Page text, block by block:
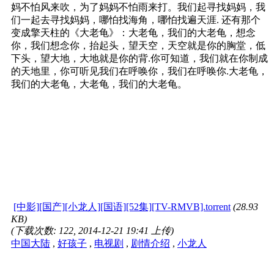
妈不怕风来吹，为了妈妈不怕雨来打。我们起寻找妈妈，我
们一起去寻找妈妈，哪怕找海角，哪怕找遍天涯. 还有那个
变成擎天柱的《大老龟》：大老龟，我们的大老龟，想念
你，我们想念你，抬起头，望天空，天空就是你的胸堂，低
下头，望大地，大地就是你的背.你可知道，我们就在你制成
的天地里，你可听见我们在呼唤你，我们在呼唤你.大老龟，
我们的大老龟，大老龟，我们的大老龟。
[中影][国产][小龙人][国语][52集][TV-RMVB].torrent (28.93
KB)
(下载次数: 122, 2014-12-21 19:41 上传)
中国大陆 , 好孩子 , 电视剧 , 剧情介绍 , 小龙人